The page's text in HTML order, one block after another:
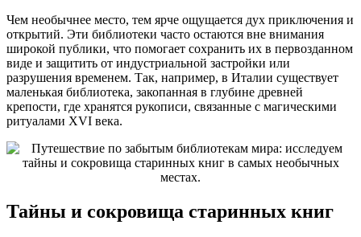
Чем необычнее место, тем ярче ощущается дух приключения и
открытий. Эти библиотеки часто остаются вне внимания
широкой публики, что помогает сохранить их в первозданном
виде и защитить от индустриальной застройки или
разрушения временем. Так, например, в Италии существует
маленькая библиотека, закопанная в глубине древней
крепости, где хранятся рукописи, связанные с магическими
ритуалами XVI века.
Тайны и сокровища старинных книг